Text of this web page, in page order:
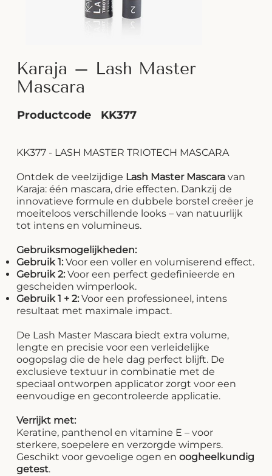
Karaja – Lash Master
Mascara
Productcode KK377
KK377 - LASH MASTER TRIOTECH MASCARA
Ontdek de veelzijdige Lash Master Mascara van
Karaja: één mascara, drie effecten. Dankzij de
innovatieve formule en dubbele borstel creëer je
moeiteloos verschillende looks – van natuurlijk
tot intens en volumineus.
Gebruiksmogelijkheden:
Gebruik 1: Voor een voller en volumiserend effect.
Gebruik 2: Voor een perfect gedefinieerde en
gescheiden wimperlook.
Gebruik 1 + 2: Voor een professioneel, intens
resultaat met maximale impact.
De Lash Master Mascara biedt extra volume,
lengte en precisie voor een verleidelijke
oogopslag die de hele dag perfect blijft. De
exclusieve textuur in combinatie met de
speciaal ontworpen applicator zorgt voor een
eenvoudige en gecontroleerde applicatie.
Verrijkt met:
Keratine, panthenol en vitamine E – voor
sterkere, soepelere en verzorgde wimpers.
Geschikt voor gevoelige ogen enoogheelkundig
getest.